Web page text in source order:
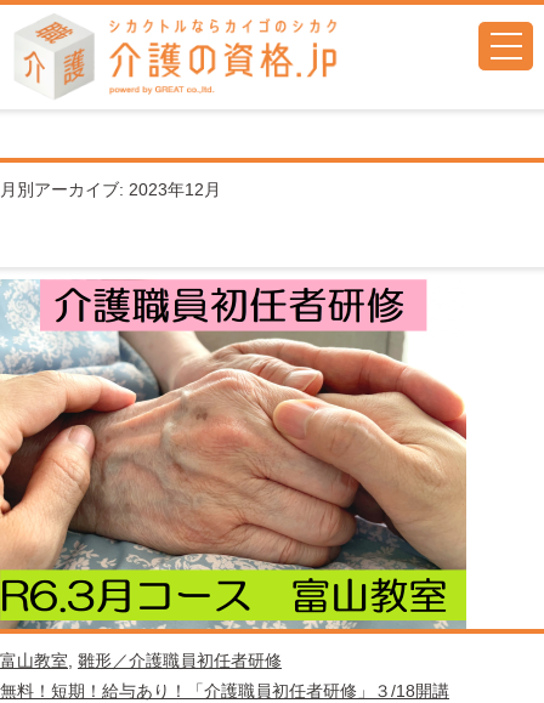
月別アーカイブ: 2023年12月
富山教室, 雛形／介護職員初任者研修
無料！短期！給与あり！「介護職員初任者研修」３/18開講